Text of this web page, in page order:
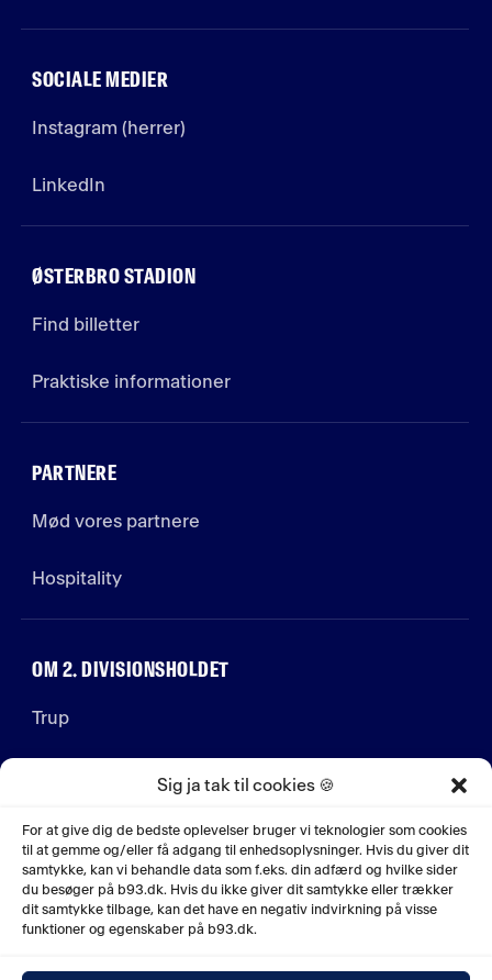
Sig ja tak til cookies 🍪
For at give dig de bedste oplevelser bruger vi teknologier som cookies
til at gemme og/eller få adgang til enhedsoplysninger. Hvis du giver dit
samtykke, kan vi behandle data som f.eks. din adfærd og hvilke sider
du besøger på b93.dk. Hvis du ikke giver dit samtykke eller trækker
dit samtykke tilbage, kan det have en negativ indvirkning på visse
funktioner og egenskaber på b93.dk.
SOCIALE MEDIER
Instagram (herrer)
LinkedIn
ØSTERBRO STADION
Find billetter
Praktiske informationer
PARTNERE
Mød vores partnere
Hospitality
OM 2. DIVISIONSHOLDET
Trup
Jobs
Historie